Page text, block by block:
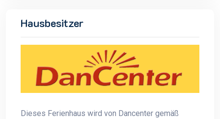
Hausbesitzer
Dieses Ferienhaus wird von Dancenter gemäß